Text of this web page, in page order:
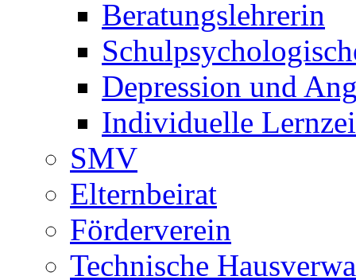
Beratungslehrerin
Depression und
Individuelle
SMV
Elternbeirat
Förderverein
Technische